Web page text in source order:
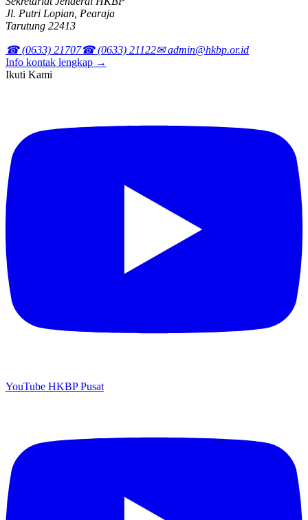
Jl. Putri Lopian, Pearaja
Tarutung 22413
☎ (0633) 21707☎ (0633) 21122✉ admin@hkbp.or.id
Info kontak lengkap →
Ikuti Kami
YouTube HKBP Pusat